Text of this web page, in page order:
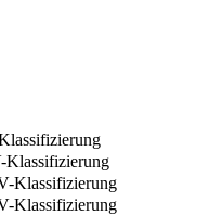
Klassifizierung
Klassifizierung